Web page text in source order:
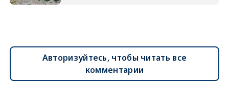
Авторизуйтесь, чтобы читать все
комментарии